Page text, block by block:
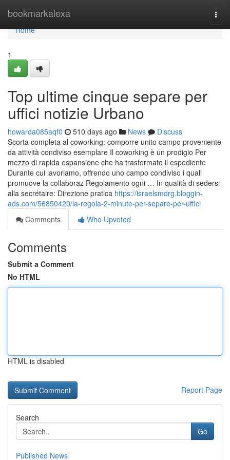
bookmarkalexa
Home
Home
1
Top ultime cinque separe per
uffici notizie Urbano
howarda085aqf0 510 days ago News
Discuss
Scorta completa al coworking: comporre unito campo proveniente
da attività condiviso esemplare Il coworking è un prodigio Per
mezzo di rapida espansione che ha trasformato il espediente
Durante cui lavoriamo, offrendo uno campo condiviso i quali
promuove la collaboraz Regolamento ogni … In qualità di sedersi
alla secrétaire: Direzione pratica https://israelsmdrg.bloggin-
ads.com/56850420/la-regola-2-minute-per-separe-per-uffici
Comments
Who Upvoted
Comments
Submit a Comment
No HTML
HTML is disabled
Report Page
Search
Go
Published News